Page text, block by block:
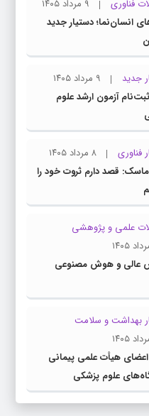
فناوری
۹ مرداد ۱۴۰۵
انسان‌نما؛ دستیار جدید
جدید
۹ مرداد ۱۴۰۵
آزمون ارشد علوم
فناوری
۸ مرداد ۱۴۰۵
ماسک: قصد دارم ثروت خود را
علمی و پژوهشی
عالی و هوش مصنوعی
بهداشت و سلامت
هیأت علمی پیمانی
علوم پزشکی